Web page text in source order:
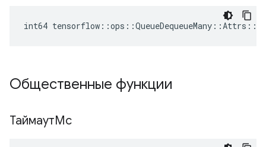
int64
Общественные функции
ТаймаутМс